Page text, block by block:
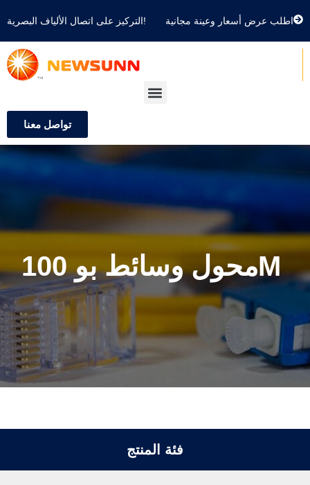
التركيز على اتصال الألياف البصرية! اطلب عرض أسعار وعينة مجانية
تواصل معنا
محول وسائط بو 100M
فئة المنتج